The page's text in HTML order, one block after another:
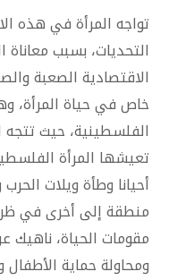
تواجه المرأة في هذه
التحديات، بسبب معاناة
الاقتصادية الصعبة
خاص في حياة المرأة،
الفلسطينية، حيث تتجه
تعيشها المرأة
أحيانا وطأة ويلات
منطقة إلى أخرى في
مقومات الحياة، ناهيك
ومحاولة حماية